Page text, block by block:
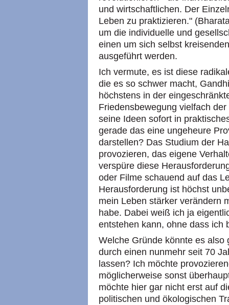
und wirtschaftlichen. Der
Leben zu praktizieren."
um die individuelle und
einen um sich selbst
ausgeführt werden.
Ich vermute, es ist diese
die es so schwer macht,
höchstens in der
Friedensbewegung vielfach
seine Ideen sofort in
gerade das eine ungeheure
darstellen? Das Studium der
provozieren, das eigene
verspüre diese
oder Filme schauend auf das
Herausforderung ist höchst
mein Leben stärker verändern
habe. Dabei weiß ich ja
entstehen kann, ohne dass ich
Welche Gründe könnte es
durch einen nunmehr seit 70
lassen? Ich möchte
möglicherweise sonst
möchte hier gar nicht erst auf
politischen und ökologischen